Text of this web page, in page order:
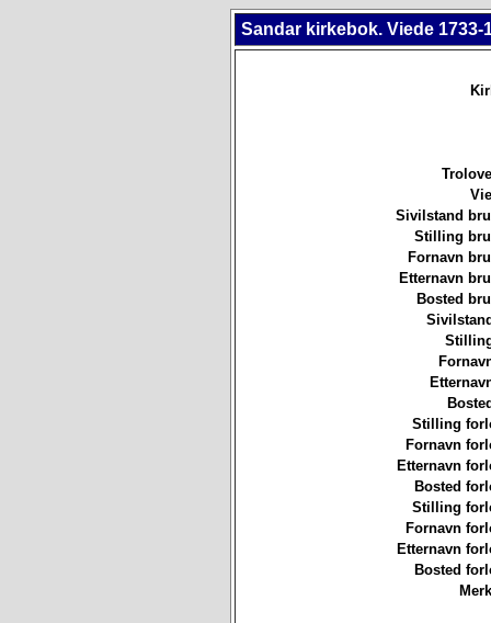
Sandar kirkebok. Viede 1733-
Sivilstand
Stilling
Fornavn
Etternavn
Bosted
Stilling
Fornavn
Etternavn
Bosted
Stilling
Fornavn
Etternavn
Bosted